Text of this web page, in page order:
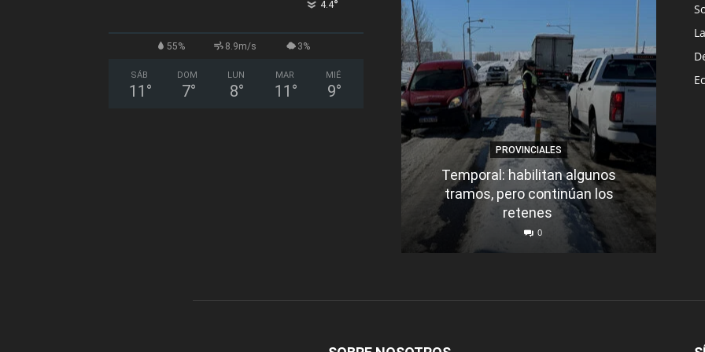
4.4°
55% 8.9m/s 3%
SÁB
11 °
DOM
7°
LUN
8°
MAR
11 °
MIÉ
9°
PROVINCIALES
Temporal: habilitan algunos
tramos, pero continúan los
retenes
0